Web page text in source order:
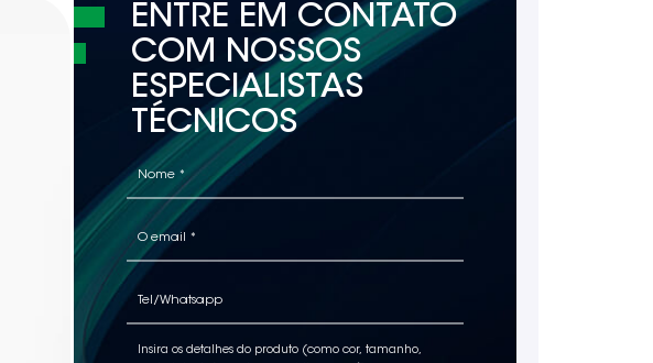
ENTRE EM CONTATO
COM NOSSOS
ESPECIALISTAS
TÉCNICOS